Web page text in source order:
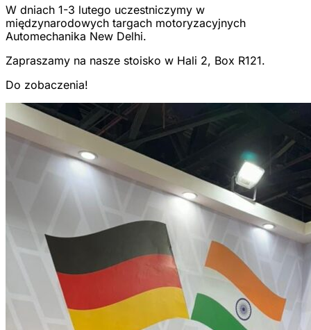
W dniach 1-3 lutego uczestniczymy w
międzynarodowych targach motoryzacyjnych
Automechanika New Delhi.
Zapraszamy na nasze stoisko w Hali 2, Box R121.
Do zobaczenia!